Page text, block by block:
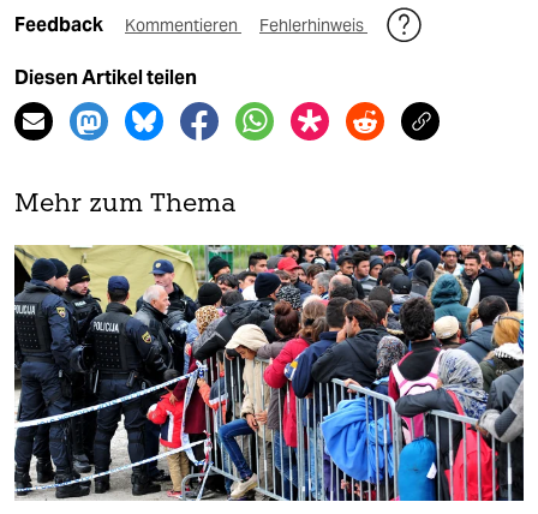
Feedback Kommentieren Fehlerhinweis
Diesen Artikel teilen
Mehr zum Thema